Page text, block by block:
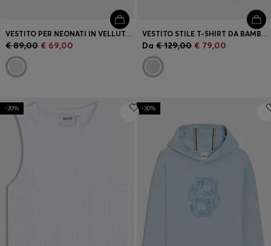
VESTITO PER NEONATI IN VELLUTO A COSTE DI MISTO COTONE ELASTICIZZATO
€ 89,00 € 69,00
VESTITO STILE T-SHIRT DA BAMBINA EFFETTO METALLIZZATO CON LOGO STAMPATO
Da € 129,00 € 79,00
-20% -30%